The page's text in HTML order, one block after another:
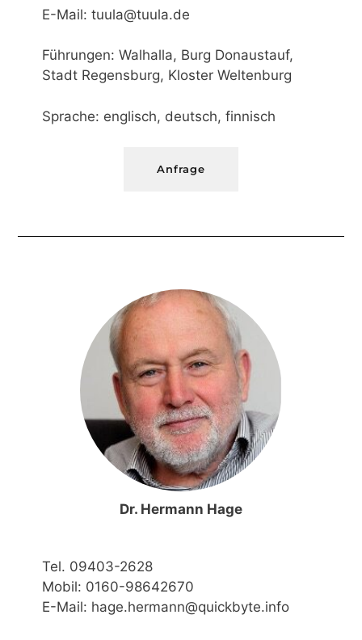
E-Mail: tuula@tuula.de
Führungen: Walhalla, Burg Donaustauf,
Stadt Regensburg, Kloster Weltenburg
Sprache: englisch, deutsch, finnisch
Anfrage
Dr. Hermann Hage
Tel. 09403-2628
Mobil: 0160-98642670
E-Mail: hage.hermann@quickbyte.info